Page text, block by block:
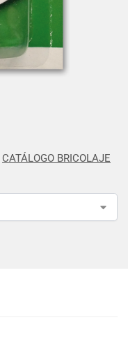
CATÁLOGO BRICOLAJE